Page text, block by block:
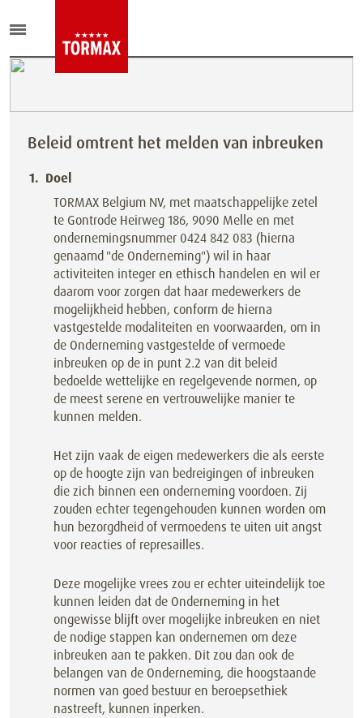
Beleid omtrent het melden van inbreuken
Doel
TORMAX Belgium NV, met maatschappelijke zetel
te Gontrode Heirweg 186, 9090 Melle en met
ondernemingsnummer 0424 842 083 (hierna
genaamd "de Onderneming") wil in haar
activiteiten integer en ethisch handelen en wil er
daarom voor zorgen dat haar medewerkers de
mogelijkheid hebben, conform de hierna
vastgestelde modaliteiten en voorwaarden, om in
de Onderneming vastgestelde of vermoede
inbreuken op de in punt 2.2 van dit beleid
bedoelde wettelijke en regelgevende normen, op
de meest serene en vertrouwelijke manier te
kunnen melden.
Het zijn vaak de eigen medewerkers die als eerste
op de hoogte zijn van bedreigingen of inbreuken
die zich binnen een onderneming voordoen. Zij
zouden echter tegengehouden kunnen worden om
hun bezorgdheid of vermoedens te uiten uit angst
voor reacties of represailles.
Deze mogelijke vrees zou er echter uiteindelijk toe
kunnen leiden dat de Onderneming in het
ongewisse blijft over mogelijke inbreuken en niet
de nodige stappen kan ondernemen om deze
inbreuken aan te pakken. Dit zou dan ook de
belangen van de Onderneming, die hoogstaande
normen van goed bestuur en beroepsethiek
nastreeft, kunnen inperken.